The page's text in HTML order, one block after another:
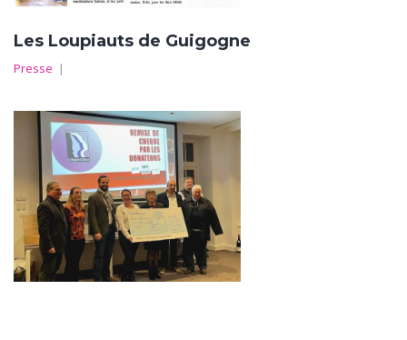
Les Loupiauts de Guigogne
Presse |